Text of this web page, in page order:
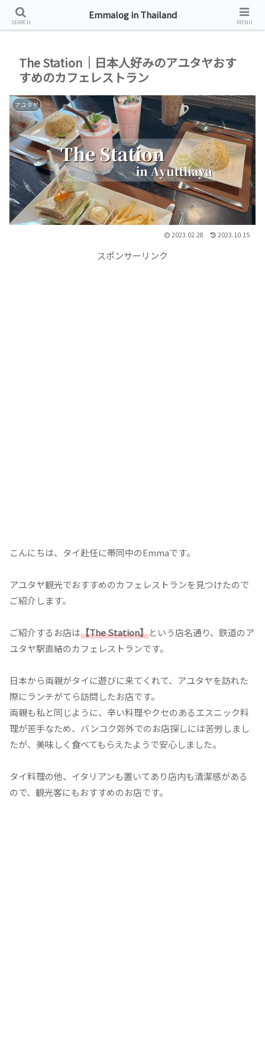
タイ帯同生活お届けしています。
The Station｜日本人好みのアユタヤおす
すめのカフェレストラン
アユタヤ
2023.02.28 2023.10.15
スポンサーリンク
こんにちは、タイ赴任に帯同中のEmmaです。
アユタヤ観光でおすすめのカフェレストランを見つけたので
ご紹介します。
ご紹介するお店は【The Station】という店名通り、鉄道のア
ユタヤ駅直結のカフェレストランです。
日本から両親がタイに遊びに来てくれて、アユタヤを訪れた
際にランチがてら訪問したお店です。
両親も私と同じように、辛い料理やクセのあるエスニック料
理が苦手なため、バンコク郊外でのお店探しには苦労しまし
たが、美味しく食べてもらえたようで安心しました。
タイ料理の他、イタリアンも置いてあり店内も清潔感がある
ので、観光客にもおすすめのお店です。
SEARCH
Emmalog in Thailand
MENU